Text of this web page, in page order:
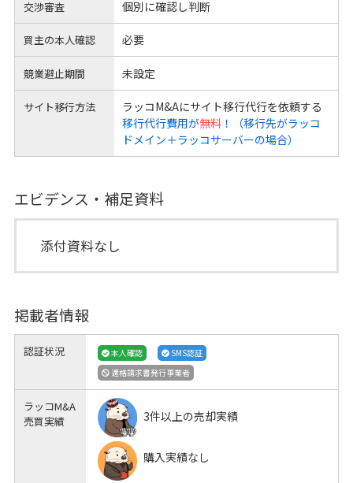
交渉審査 個別に確認し判断
買主の本人確認 必要
競業避止期間 未設定
サイト移行方法
ラッコM&Aにサイト移行代行を依頼する
移行代行費用が無料！（移行先がラッコ
ドメイン＋ラッコサーバーの場合）
エビデンス・補足資料
添付資料なし
掲載者情報
認証状況 本人確認
SMS認証
適格請求書発行事業者
ラッコM&A
売買実績
3件以上の売却実績
購入実績なし